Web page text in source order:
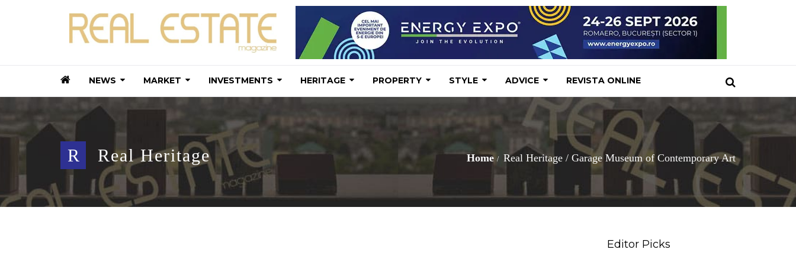
NEWS MARKET INVESTMENTS HERITAGE PROPERTY STYLE ADVICE REVISTA ONLINE
R Real Heritage Home Real Heritage / Garage Museum of Contemporary Art
Editor Picks